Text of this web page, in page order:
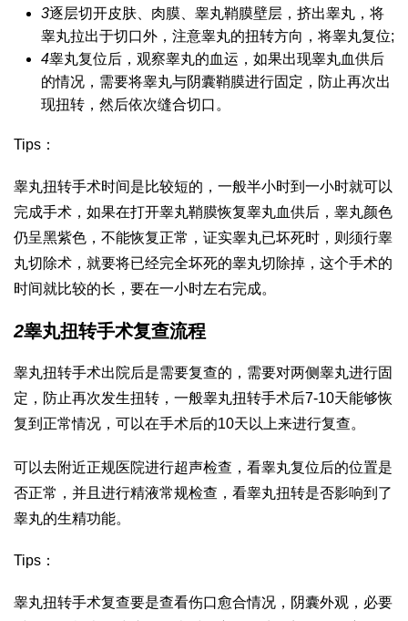
3逐层切开皮肤、肉膜、睾丸鞘膜壁层，挤出睾丸，将
睾丸拉出于切口外，注意睾丸的扭转方向，将睾丸复位;
4睾丸复位后，观察睾丸的血运，如果出现睾丸血供后
的情况，需要将睾丸与阴囊鞘膜进行固定，防止再次出
现扭转，然后依次缝合切口。
Tips：
睾丸扭转手术时间是比较短的，一般半小时到一小时就可以
完成手术，如果在打开睾丸鞘膜恢复睾丸血供后，睾丸颜色
仍呈黑紫色，不能恢复正常，证实睾丸已坏死时，则须行睾
丸切除术，就要将已经完全坏死的睾丸切除掉，这个手术的
时间就比较的长，要在一小时左右完成。
2睾丸扭转手术复查流程
睾丸扭转手术出院后是需要复查的，需要对两侧睾丸进行固
定，防止再次发生扭转，一般睾丸扭转手术后7-10天能够恢
复到正常情况，可以在手术后的10天以上来进行复查。
可以去附近正规医院进行超声检查，看睾丸复位后的位置是
否正常，并且进行精液常规检查，看睾丸扭转是否影响到了
睾丸的生精功能。
Tips：
睾丸扭转手术复查要是查看伤口愈合情况，阴囊外观，必要